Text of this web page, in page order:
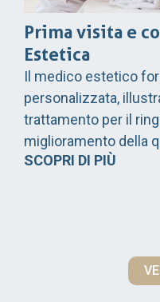
Prima visita e
Estetica
Il medico estetico
personalizzata,
trattamento per il
miglioramento della
SCOPRI DI PIÙ